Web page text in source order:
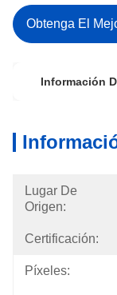
Obtenga El
Información
Lugar De
Origen:
Certificación:
Píxeles: